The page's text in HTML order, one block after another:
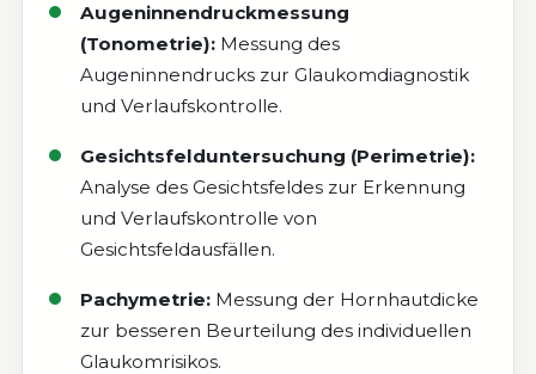
Augeninnendruckmessung
(Tonometrie): Messung des
Augeninnendrucks zur Glaukomdiagnostik
und Verlaufskontrolle.
Gesichtsfelduntersuchung (Perimetrie):
Analyse des Gesichtsfeldes zur Erkennung
und Verlaufskontrolle von
Gesichtsfeldausfällen.
Pachymetrie: Messung der Hornhautdicke
zur besseren Beurteilung des individuellen
Glaukomrisikos.